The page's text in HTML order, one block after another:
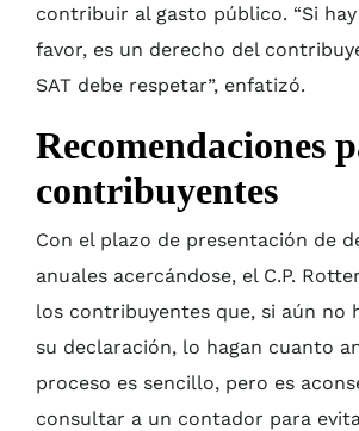
contribuir al gasto público. “Si
favor, es un derecho del
SAT debe respetar”, enfatizó.
Recomendaciones
contribuyentes
Con el plazo de presentación de
anuales acercándose, el C.P.
los contribuyentes que, si aún no
su declaración, lo hagan cuanto
proceso es sencillo, pero es
consultar a un contador para